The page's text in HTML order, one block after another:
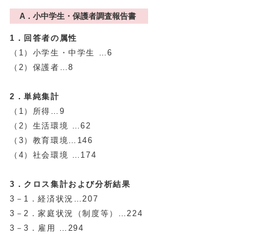
A．小中学生・保護者調査報告書
1．回答者の属性
（1）小学生・中学生 …6
（2）保護者…8
2．単純集計
（1）所得…9
（2）生活環境 …62
（3）教育環境…146
（4）社会環境 …174
3．クロス集計および分析結果
3－1．経済状況…207
3－2．家庭状況（制度等）…224
3－3．雇用 …294